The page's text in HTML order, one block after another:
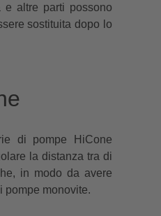
e altre parti possono
sostituita dopo lo
di pompe HiCone
la distanza tra di
in modo da avere
pompe monovite.